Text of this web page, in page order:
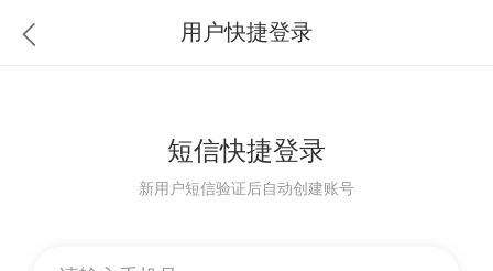
用户快捷登录
短信快捷登录
新用户短信验证后自动创建账号